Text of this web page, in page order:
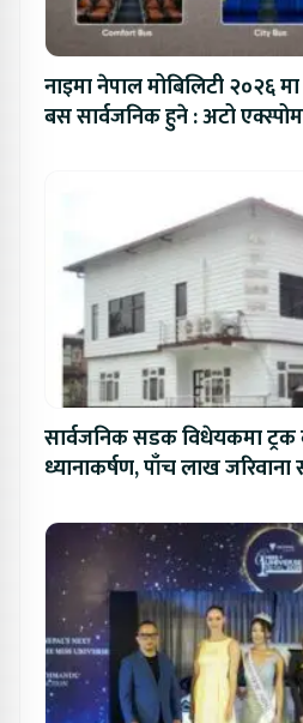
नाइमा नेपाल मोबिलिटी २०२६
बस सार्वजनिक हुने : अटो
सार्वजनिक सडक विधेयकमा
ध्यानाकर्षण, पाँच लाख